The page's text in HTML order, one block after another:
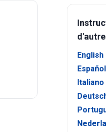
English
Español
Italiano